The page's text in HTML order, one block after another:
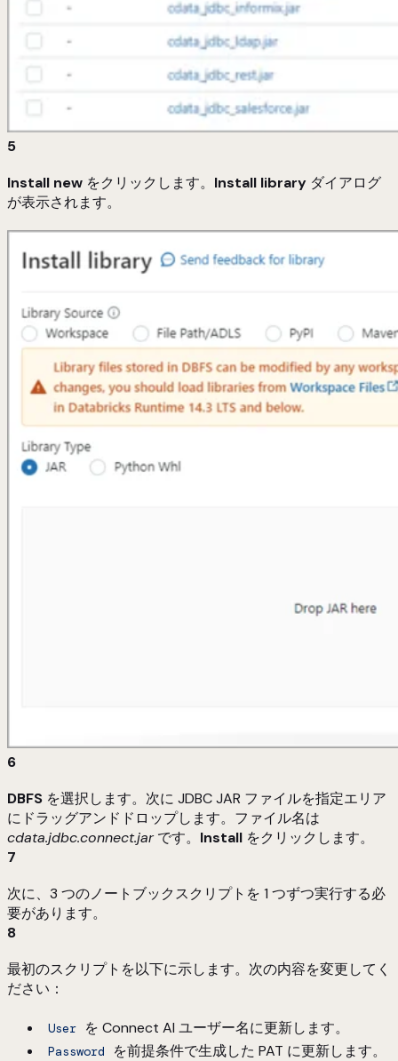
5
Install new をクリックします。 Install library ダイアログ
が表示されます。
6
DBFS を選択します。次に JDBC JAR ファイルを指定エリア
にドラッグアンドドロップします。ファイル名は
cdata.jdbc.connect.jarです。 Install をクリックします。
7
次に、3 つのノートブックスクリプトを 1 つずつ実行する必
要があります。
8
最初のスクリプトを以下に示します。次の内容を変更してく
ださい：
User を Connect AI ユーザー名に更新します。
Password を前提条件で生成した PAT に更新します。